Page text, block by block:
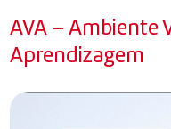
AVA – Ambiente
Aprendizagem